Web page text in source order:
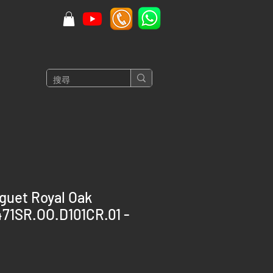
Royal Oak
-